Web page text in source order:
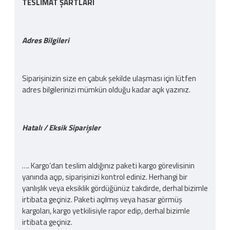
TESLİMAT ŞARTLARI
Adres Bilgileri
Siparişinizin size en çabuk şekilde ulaşması için lütfen
adres bilgilerinizi mümkün olduğu kadar açık yazınız.
Hatalı / Eksik Siparişler
…. Kargo‘dan teslim aldığınız paketi kargo görevlisinin
yanında açıp, siparişinizi kontrol ediniz. Herhangi bir
yanlışlık veya eksiklik gördüğünüz takdirde, derhal bizimle
irtibata geçiniz. Paketi açılmış veya hasar görmüş
kargoları, kargo yetkilisiyle rapor edip, derhal bizimle
irtibata geçiniz.